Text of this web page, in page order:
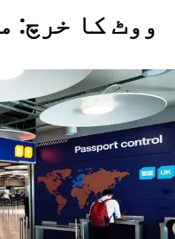
ووٹ کا خرچ: